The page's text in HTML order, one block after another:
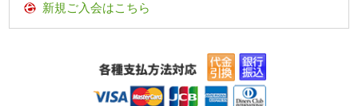
新規ご入会はこちら